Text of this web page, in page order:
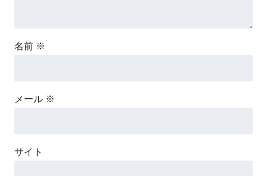
名前 ※
メール ※
サイト